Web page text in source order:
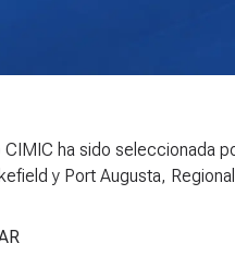
ha sido seleccionada
y Port Augusta,